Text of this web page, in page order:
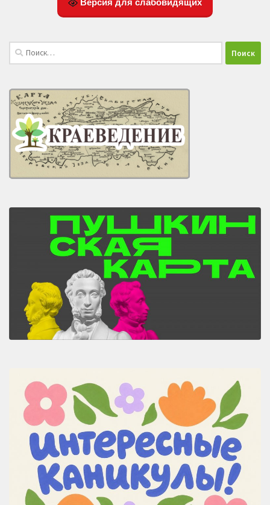
Версия для слабовидящих
Найти: